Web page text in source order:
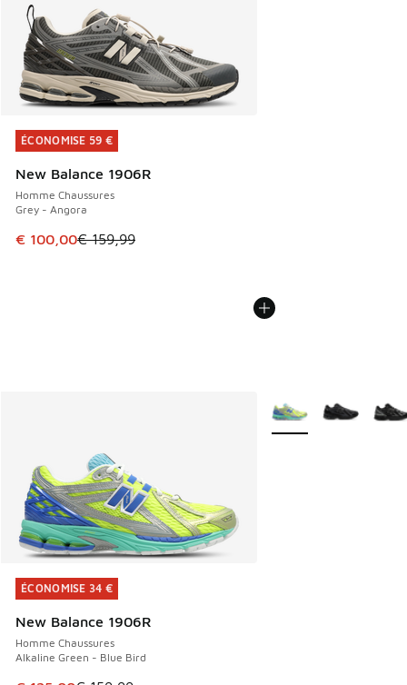
ÉCONOMISE 59 €
New Balance 1906R
Homme Chaussures
Grey - Angora
Cet article est en promotion. Prix en baisse de € 159,99 à
€ 100,00€ 159,99
ÉCONOMISE 59 €
ÉCONOMISE 34 €
New Balance 1906R
Homme Chaussures
Alkaline Green - Blue Bird
ÉCONOMISE 34 €
Plus de couleurs